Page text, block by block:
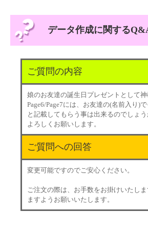
データ作成に関する
ご質問の内容
娘のお友達の誕生日プレゼントとして
Page6/Page7には、お友達の(名前入り)
と記載してもらう事は出来るのでしょう
よろしくお願いします。
ご質問への回答
変更可能ですのでご安心ください。
ご注文の際は、お手数をお掛けいたし
ますようお願いいたします。